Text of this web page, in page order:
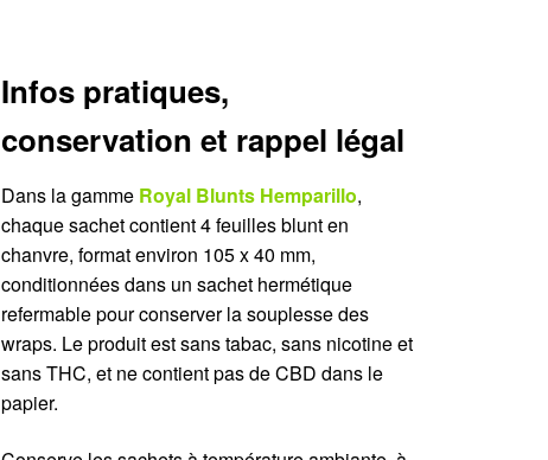
Infos pratiques,
conservation et rappel légal
Dans la gamme Royal Blunts Hemparillo,
chaque sachet contient 4 feuilles blunt en
chanvre, format environ 105 x 40 mm,
conditionnées dans un sachet hermétique
refermable pour conserver la souplesse des
wraps. Le produit est sans tabac, sans nicotine et
sans THC, et ne contient pas de CBD dans le
papier.